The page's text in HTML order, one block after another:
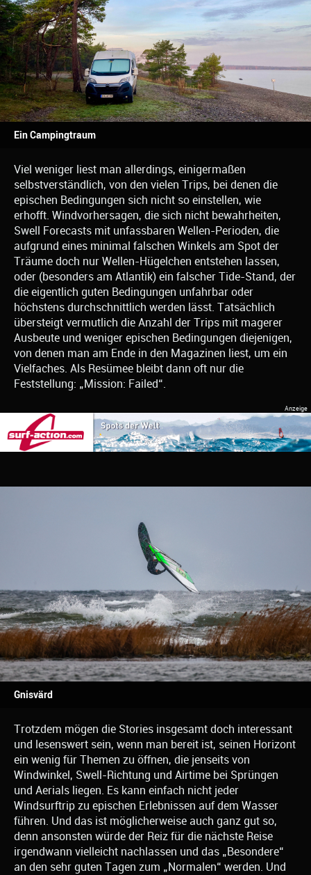
Ein Campingtraum
Viel weniger liest man allerdings, einigermaßen
selbstverständlich, von den vielen Trips, bei denen die
epischen Bedingungen sich nicht so einstellen, wie
erhofft. Windvorhersagen, die sich nicht bewahrheiten,
Swell Forecasts mit unfassbaren Wellen-Perioden, die
aufgrund eines minimal falschen Winkels am Spot der
Träume doch nur Wellen-Hügelchen entstehen lassen,
oder (besonders am Atlantik) ein falscher Tide-Stand, der
die eigentlich guten Bedingungen unfahrbar oder
höchstens durchschnittlich werden lässt. Tatsächlich
übersteigt vermutlich die Anzahl der Trips mit magerer
Ausbeute und weniger epischen Bedingungen diejenigen,
von denen man am Ende in den Magazinen liest, um ein
Vielfaches. Als Resümee bleibt dann oft nur die
Feststellung: „Mission: Failed“.
Gnisvärd
Trotzdem mögen die Stories insgesamt doch interessant
und lesenswert sein, wenn man bereit ist, seinen Horizont
ein wenig für Themen zu öffnen, die jenseits von
Windwinkel, Swell-Richtung und Airtime bei Sprüngen
und Aerials liegen. Es kann einfach nicht jeder
Windsurftrip zu epischen Erlebnissen auf dem Wasser
führen. Und das ist möglicherweise auch ganz gut so,
denn ansonsten würde der Reiz für die nächste Reise
irgendwann vielleicht nachlassen und das „Besondere“
an den sehr guten Tagen zum „Normalen“ werden. Und